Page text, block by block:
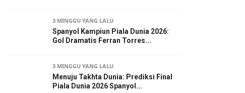
3 MINGGU YANG LALU
Spanyol Kampiun Piala Dunia 2026:
Gol Dramatis Ferran Torres...
3 MINGGU YANG LALU
Menuju Takhta Dunia: Prediksi Final
Piala Dunia 2026 Spanyol...